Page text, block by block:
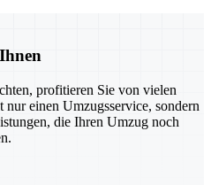
profitieren Sie von vielen
einen Umzugsservice, sondern
die Ihren Umzug noch